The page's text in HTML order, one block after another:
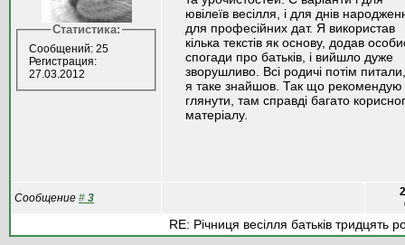
Статистика:
Сообщений: 25
Регистрация:
27.03.2012
ювілеїв весілля, і для днів
для професійних дат. Я використав
кілька текстів як основу, додав
спогади про батьків, і вийшло дуже
зворушливо. Всі родичі потім
я таке знайшов. Так що рекомендую
глянути, там справді багато
матеріалу.
Сообщение # 3
RE: Річниця весілля батьків тридцять